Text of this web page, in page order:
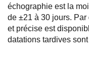
échographie est la
de ±21 à 30 jours.
et précise est
datations tardives